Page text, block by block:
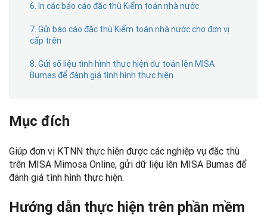
6. In các báo cáo đặc thù Kiểm toán nhà nước
7. Gửi báo cáo đặc thù Kiểm toán nhà nước cho đơn vị
cấp trên
8. Gửi số liệu tình hình thực hiện dự toán lên MISA
Bumas để đánh giá tình hình thực hiện
Mục đích
Giúp đơn vị KTNN thực hiện được các nghiệp vụ đặc thù
trên MISA Mimosa Online, gửi dữ liệu lên MISA Bumas để
đánh giá tình hình thực hiện.
Hướng dẫn thực hiện trên phần mềm